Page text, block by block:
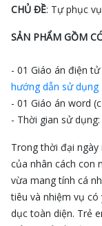
CHỦ ĐỀ: Tự phục
SẢN PHẨM GỒM
- 01 Giáo án điện
hướng dẫn sử dụng
- 01 Giáo án word
- Thời gian sử
Trong thời đại ngày
của nhân cách con
vừa mang tính cá
tiêu và nhiệm vụ
dục toàn diện. Trẻ